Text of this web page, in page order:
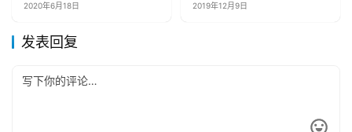
联
系
我
2020年6月18日 2019年12月9日
发表回复